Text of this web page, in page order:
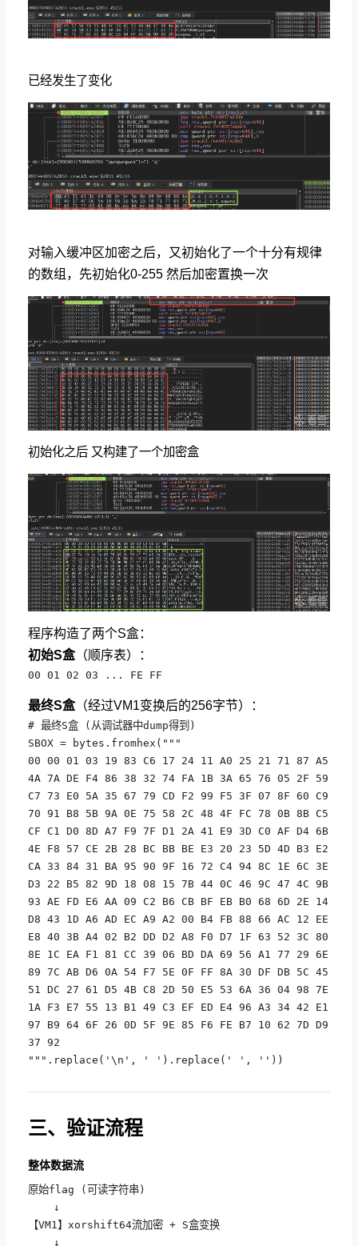
已经发生了变化
对输入缓冲区加密之后，又初始化了一个十分有规律
的数组，先初始化0-255 然后加密置换一次
初始化之后 又构建了一个加密盒
程序构造了两个S盒：
初始S盒（顺序表）：
00 01 02 03 ... FE FF
最终S盒（经过VM1变换后的256字节）：
# 最终S盒 (从调试器中dump得到)
SBOX = bytes.fromhex("""
00 00 01 03 19 83 C6 17 24 11 A0 25 21 71 87 A5
4A 7A DE F4 86 38 32 74 FA 1B 3A 65 76 05 2F 59
C7 73 E0 5A 35 67 79 CD F2 99 F5 3F 07 8F 60 C9
70 91 B8 5B 9A 0E 75 58 2C 48 4F FC 78 0B 8B C5
CF C1 D0 8D A7 F9 7F D1 2A 41 E9 3D C0 AF D4 6B
4E F8 57 CE 2B 28 BC BB BE E3 20 23 5D 4D B3 E2
CA 33 84 31 BA 95 90 9F 16 72 C4 94 8C 1E 6C 3E
D3 22 B5 82 9D 18 08 15 7B 44 0C 46 9C 47 4C 9B
93 AE FD E6 AA 09 C2 B6 CB BF EB B0 68 6D 2E 14
D8 43 1D A6 AD EC A9 A2 00 B4 FB 88 66 AC 12 EE
E8 40 3B A4 02 B2 DD D2 A8 F0 D7 1F 63 52 3C 80
8E 1C EA F1 81 CC 39 06 BD DA 69 56 A1 77 29 6E
89 7C AB D6 0A 54 F7 5E 0F FF 8A 30 DF DB 5C 45
51 DC 27 61 D5 4B C8 2D 50 E5 53 6A 36 04 98 7E
1A F3 E7 55 13 B1 49 C3 EF ED E4 96 A3 34 42 E1
97 B9 64 6F 26 0D 5F 9E 85 F6 FE B7 10 62 7D D9
37 92
""".replace('\n', ' ').replace(' ', ''))
三、验证流程
整体数据流
原始flag (可读字符串)
↓
【VM1】xorshift64流加密 + S盒变换
↓